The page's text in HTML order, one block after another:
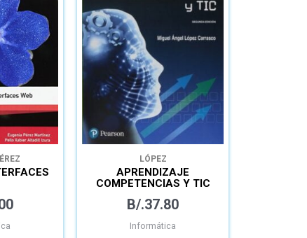
XABIER
LÓPEZ
APRENDIZAJE
COMPETENCIAS Y TIC
B/.37.80
Informática